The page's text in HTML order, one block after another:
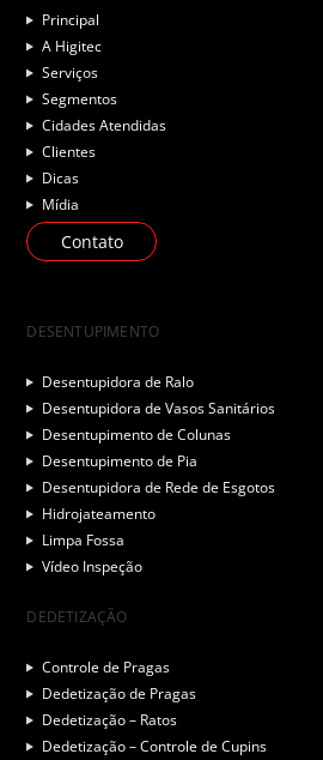
Principal
A Higitec
Serviços
Segmentos
Cidades Atendidas
Clientes
Dicas
Mídia
Contato
DESENTUPIMENTO
Desentupidora de Ralo
Desentupidora de Vasos Sanitários
Desentupimento de Colunas
Desentupimento de Pia
Desentupidora de Rede de Esgotos
Hidrojateamento
Limpa Fossa
Vídeo Inspeção
DEDETIZAÇÃO
Controle de Pragas
Dedetização de Pragas
Dedetização – Ratos
Dedetização – Controle de Cupins